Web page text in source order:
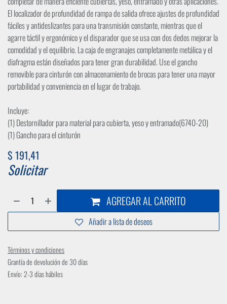
El localizador de profundidad de rampa de salida ofrece ajustes de profundidad
fáciles y antideslizantes para una transmisión constante, mientras que el
agarre táctil y ergonómico y el disparador que se usa con dos dedos mejorar la
comodidad y el equilibrio. La caja de engranajes completamente metálica y el
diafragma están diseñados para tener gran durabilidad. Use el gancho
removible para cinturón con almacenamiento de brocas para tener una mayor
portabilidad y conveniencia en el lugar de trabajo.
Incluye:
(1) Destornillador para material para cubierta, yeso y entramado(6740-20)
(1) Gancho para el cinturón
$ 191,41
Solicitar
AGREGAR AL CARRITO
Añadir a lista de deseos
Términos y condiciones
Grantía de devolución de 30 días
Envío: 2-3 días hábiles